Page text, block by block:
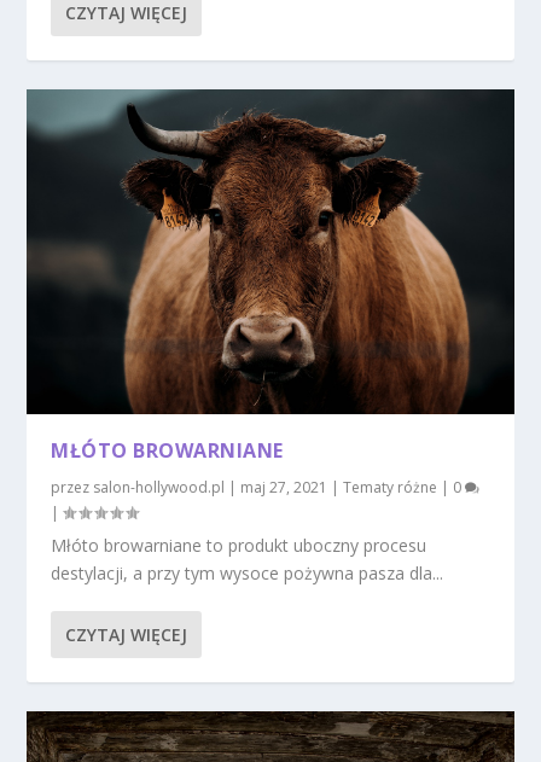
CZYTAJ WIĘCEJ
MŁÓTO BROWARNIANE
przez salon-hollywood.pl | maj 27, 2021 |Tematy różne | 0
|
Młóto browarniane to produkt uboczny procesu
destylacji, a przy tym wysoce pożywna pasza dla...
CZYTAJ WIĘCEJ